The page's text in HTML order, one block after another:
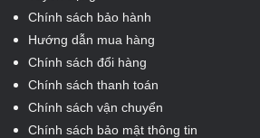
Chính sách bảo hành
Hướng dẫn mua hàng
Chính sách đổi hàng
Chính sách thanh toán
Chính sách vận chuyển
Chính sách bảo mật thông tin